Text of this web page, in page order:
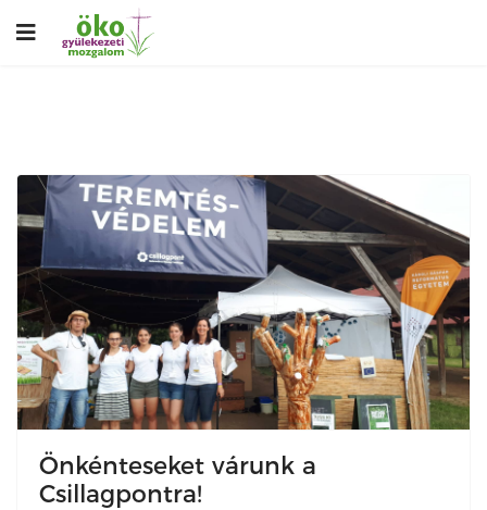
Önkénteseket várunk a
Csillagpontra!